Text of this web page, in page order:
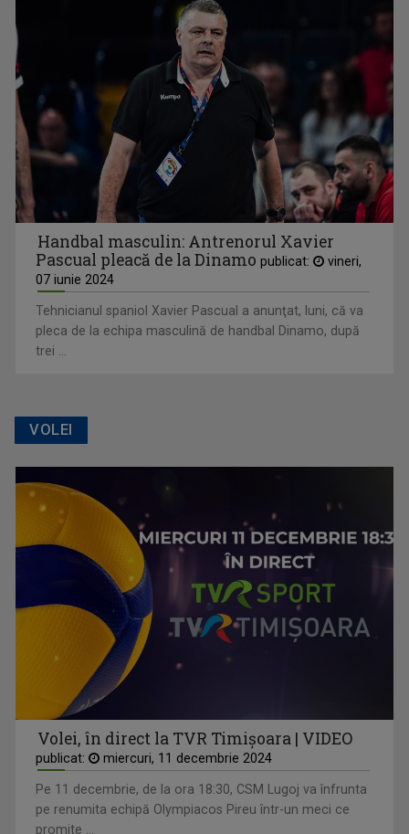
Handbal masculin: Antrenorul Xavier
Pascual pleacă de la Dinamo publicat:
vineri,
07 iunie 2024
Tehnicianul spaniol Xavier Pascual a anunţat, luni, că va
pleca de la echipa masculină de handbal Dinamo, după
trei ...
VOLEI
Volei, în direct la TVR Timișoara | VIDEO
publicat: miercuri, 11 decembrie 2024
Pe 11 decembrie, de la ora 18:30, CSM Lugoj va înfrunta
pe renumita echipă Olympiacos Pireu într-un meci ce
promite ...